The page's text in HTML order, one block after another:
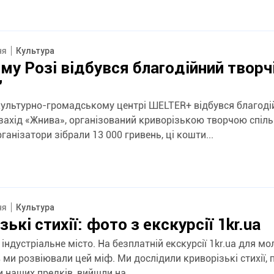
Культура
Розі відбувся благодійний
громадському центрі ШЕLTER+ відбувся
«Жнива», організований криворізькою творчою
зібрали 13 000 гривень, ці кошти...
Культура
стихії: фото з екскурсії 1kr.ua
місто. На безплатній екскурсії 1kr.ua для
ми розвіювали цей міф. Ми дослідили криворізькі стихії,